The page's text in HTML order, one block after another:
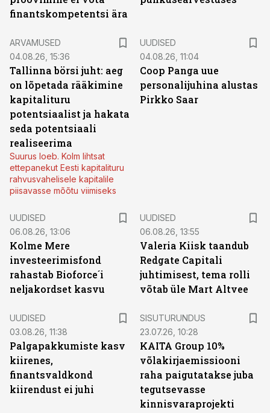
finantskompetentsi ära
ARVAMUSED
04.08.26, 15:36
Tallinna börsi juht: aeg
on lõpetada rääkimine
kapitalituru
potentsiaalist ja hakata
seda potentsiaali
realiseerima
Suurus loeb. Kolm lihtsat
ettepanekut Eesti kapitalituru
rahvusvahelisele kapitalile
piisavasse mõõtu viimiseks
UUDISED
04.08.26, 11:04
Coop Panga uue
personalijuhina alustas
Pirkko Saar
UUDISED
06.08.26, 13:06
Kolme Mere
investeerimisfond
rahastab Bioforce´i
neljakordset kasvu
UUDISED
06.08.26, 13:55
Valeria Kiisk taandub
Redgate Capitali
juhtimisest, tema rolli
võtab üle Mart Altvee
UUDISED
03.08.26, 11:38
Palgapakkumiste kasv
kiirenes,
finantsvaldkond
kiirendust ei juhi
SISUTURUNDUS
23.07.26, 10:28
KAITA Group 10%
võlakirjaemissiooni
raha paigutatakse juba
tegutsevasse
kinnisvaraprojekti